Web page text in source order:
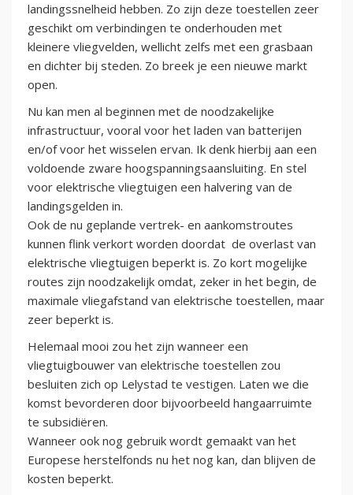
landingssnelheid hebben. Zo zijn deze toestellen zeer
geschikt om verbindingen te onderhouden met
kleinere vliegvelden, wellicht zelfs met een grasbaan
en dichter bij steden. Zo breek je een nieuwe markt
open.
Nu kan men al beginnen met de noodzakelijke
infrastructuur, vooral voor het laden van batterijen
en/of voor het wisselen ervan. Ik denk hierbij aan een
voldoende zware hoogspanningsaansluiting. En stel
voor elektrische vliegtuigen een halvering van de
landingsgelden in.
Ook de nu geplande vertrek- en aankomstroutes
kunnen flink verkort worden doordat de overlast van
elektrische vliegtuigen beperkt is. Zo kort mogelijke
routes zijn noodzakelijk omdat, zeker in het begin, de
maximale vliegafstand van elektrische toestellen, maar
zeer beperkt is.
Helemaal mooi zou het zijn wanneer een
vliegtuigbouwer van elektrische toestellen zou
besluiten zich op Lelystad te vestigen. Laten we die
komst bevorderen door bijvoorbeeld hangaarruimte
te subsidiëren.
Wanneer ook nog gebruik wordt gemaakt van het
Europese herstelfonds nu het nog kan, dan blijven de
kosten beperkt.